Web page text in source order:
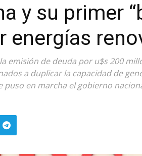
y su primer
energías
emisión de deuda por u$s 200
a duplicar la capacidad de
puso en marcha el gobierno